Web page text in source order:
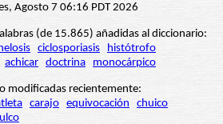
Agosto 7 06:16 PDT 2026
(de 15.865) añadidas al diccionario:
ciclosporiasis
histótrofo
achicar doctrina monocárpico
modificadas recientemente:
carajo equivocación
chuico